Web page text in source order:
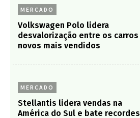
MERCADO
Volkswagen Polo lidera
desvalorização entre os carros
novos mais vendidos
MERCADO
Stellantis lidera vendas na
América do Sul e bate recordes